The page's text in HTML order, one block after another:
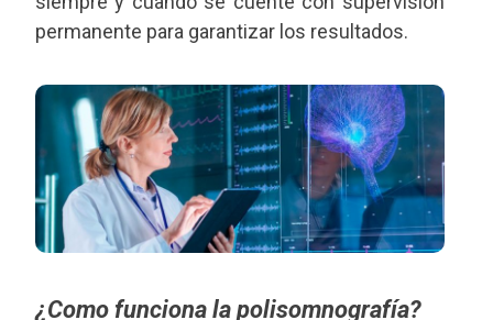
permanente para garantizar los resultados.
¿Como funciona la polisomnografía?